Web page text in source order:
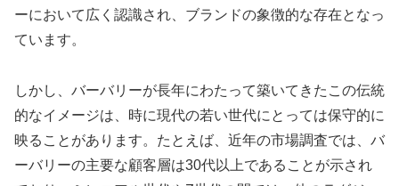
ーにおいて広く認識され、ブランドの象徴的な存在となっ
ています。
しかし、バーバリーが長年にわたって築いてきたこの伝統
的なイメージは、時に現代の若い世代にとっては保守的に
映ることがあります。たとえば、近年の市場調査では、バ
ーバリーの主要な顧客層は30代以上であることが示され